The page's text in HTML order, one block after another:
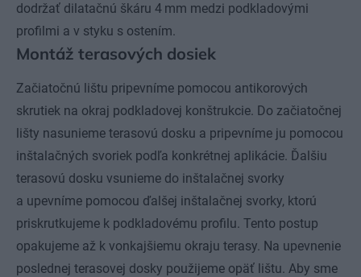
dodržať dilatačnú škáru 4 mm medzi podkladovými
profilmi a v styku s ostením.
Montáž terasových dosiek
Začiatočnú lištu pripevníme pomocou antikorových
skrutiek na okraj podkladovej konštrukcie. Do začiatočnej
lišty nasunieme terasovú dosku a pripevníme ju pomocou
inštalačných svoriek podľa konkrétnej aplikácie. Ďalšiu
terasovú dosku vsunieme do inštalačnej svorky
a upevníme pomocou ďalšej inštalačnej svorky, ktorú
priskrutkujeme k podkladovému profilu. Tento postup
opakujeme až k vonkajšiemu okraju terasy. Na upevnenie
poslednej terasovej dosky použijeme opäť lištu. Aby sme